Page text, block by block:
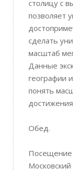
столицу с
позволяет
сделать
масштаб
Данные
географии
понять
Обед.
Посещение